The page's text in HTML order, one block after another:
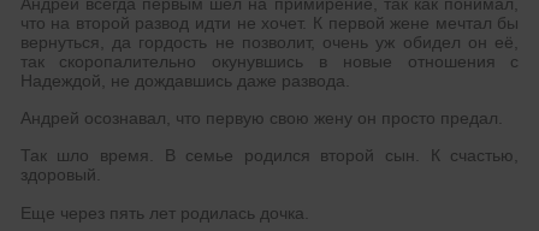
что на второй развод идти не хочет. К первой жене мечтал бы
вернуться, да гордость не позволит, очень уж обидел он её,
так скоропалительно окунувшись в новые отношения с
Надеждой, не дождавшись даже развода.
Андрей осознавал, что первую свою жену он просто предал.
Так шло время. В семье родился второй сын. К счастью,
здоровый.
Еще через пять лет родилась дочка.